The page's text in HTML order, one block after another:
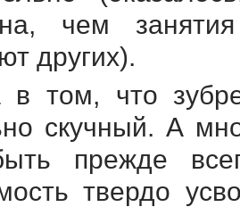
чем
других).
в том, что
скучный. А
прежде
твердо